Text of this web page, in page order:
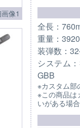
全長：
重量：
装弾数：
システム
GBB
※カスタム部
※この商品は
いがある場
像1